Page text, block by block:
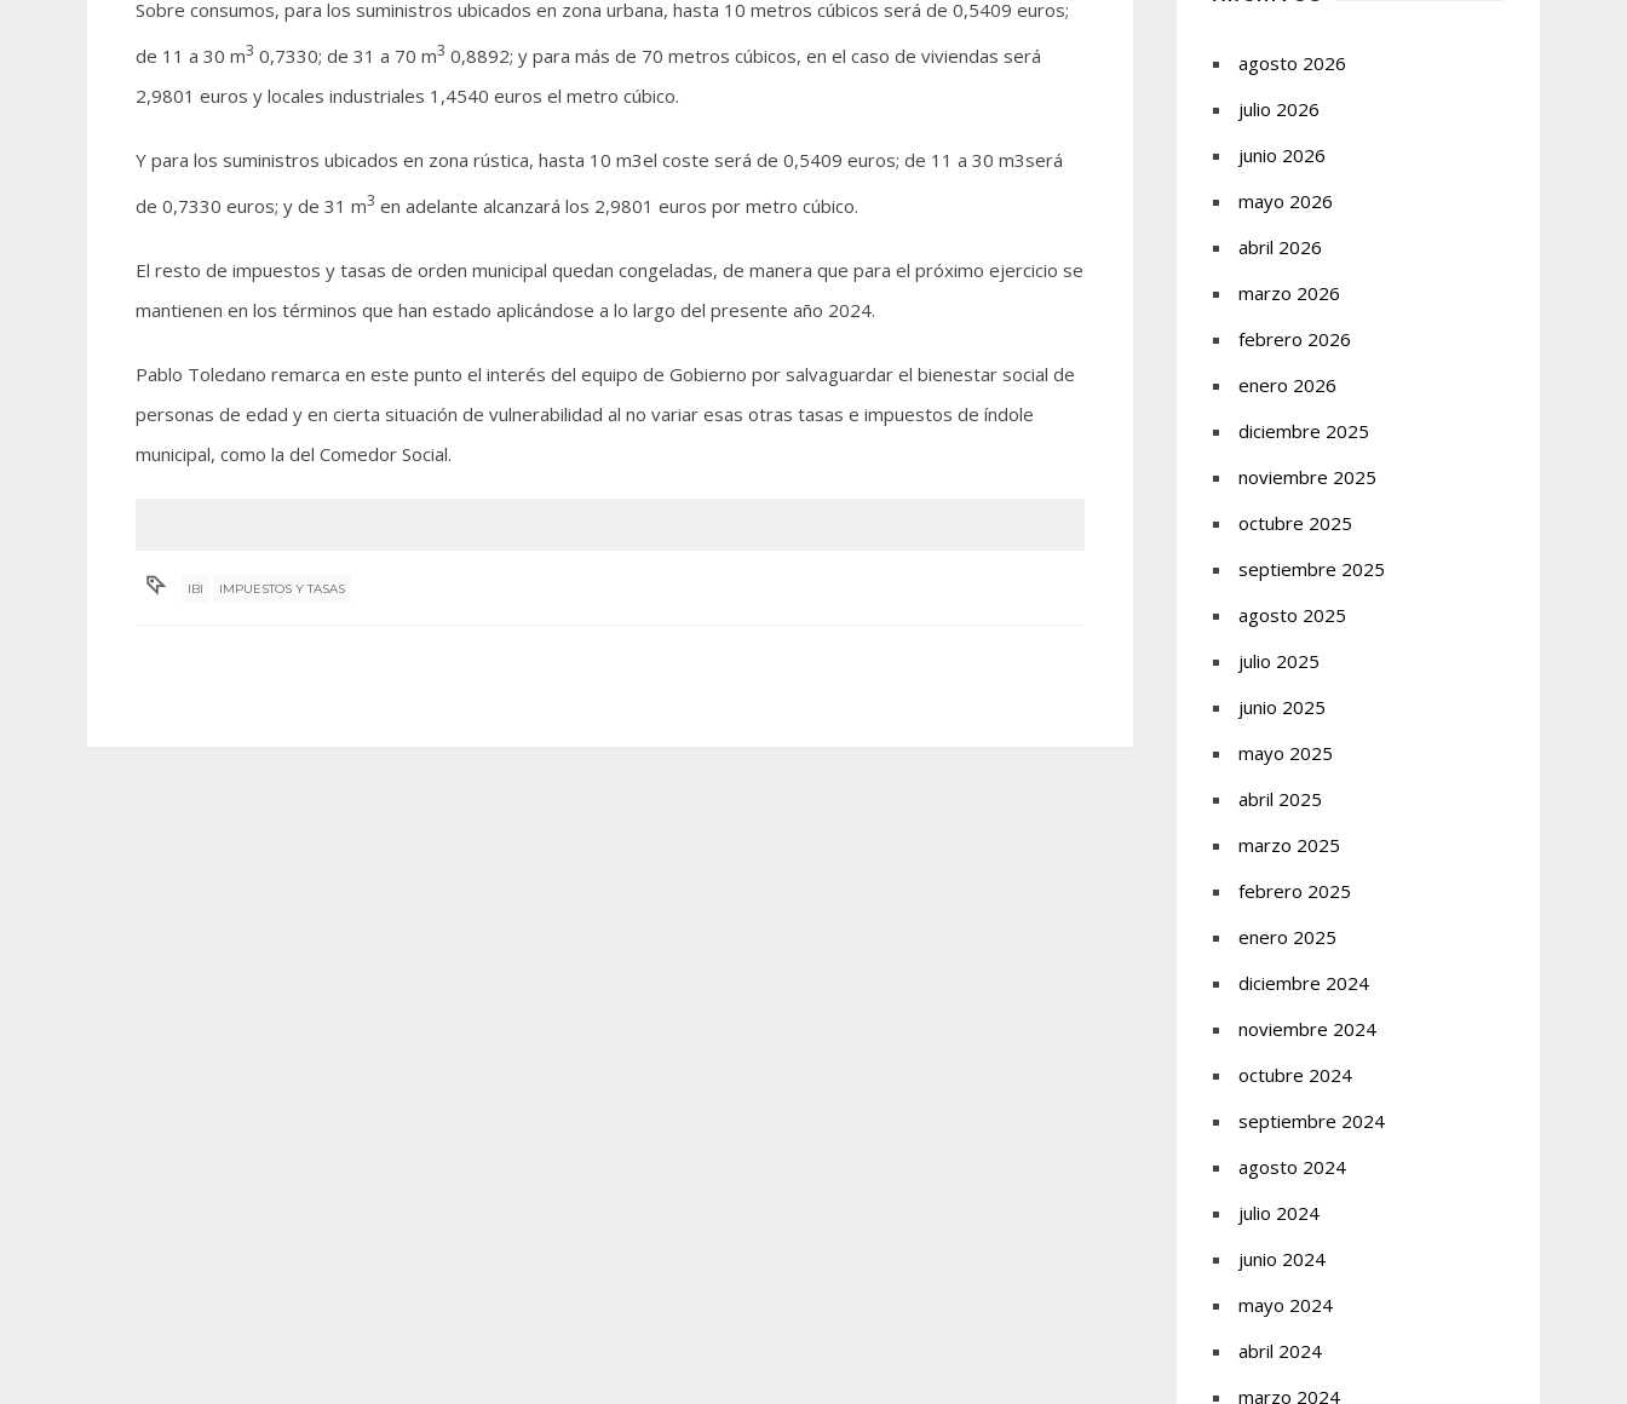
Sobre consumos, para los suministros ubicados en zona urbana, hasta 10 metros cúbicos será de 0,5409 euros;
de 11 a 30 m3 0,7330; de 31 a 70 m3 0,8892; y para más de 70 metros cúbicos, en el caso de viviendas será
2,9801 euros y locales industriales 1,4540 euros el metro cúbico.
Y para los suministros ubicados en zona rústica, hasta 10 m3el coste será de 0,5409 euros; de 11 a 30 m3será
de 0,7330 euros; y de 31 m3 en adelante alcanzará los 2,9801 euros por metro cúbico.
El resto de impuestos y tasas de orden municipal quedan congeladas, de manera que para el próximo ejercicio se
mantienen en los términos que han estado aplicándose a lo largo del presente año 2024.
Pablo Toledano remarca en este punto el interés del equipo de Gobierno por salvaguardar el bienestar social de
personas de edad y en cierta situación de vulnerabilidad al no variar esas otras tasas e impuestos de índole
municipal, como la del Comedor Social.
IBI IMPUESTOS Y TASAS
agosto 2026
julio 2026
junio 2026
mayo 2026
abril 2026
marzo 2026
febrero 2026
enero 2026
diciembre 2025
noviembre 2025
octubre 2025
septiembre 2025
agosto 2025
julio 2025
junio 2025
mayo 2025
abril 2025
marzo 2025
febrero 2025
enero 2025
diciembre 2024
noviembre 2024
octubre 2024
septiembre 2024
agosto 2024
julio 2024
junio 2024
mayo 2024
abril 2024
marzo 2024